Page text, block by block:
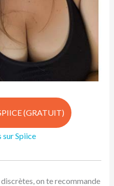
(GRATUIT)
Spiice
on te recommande